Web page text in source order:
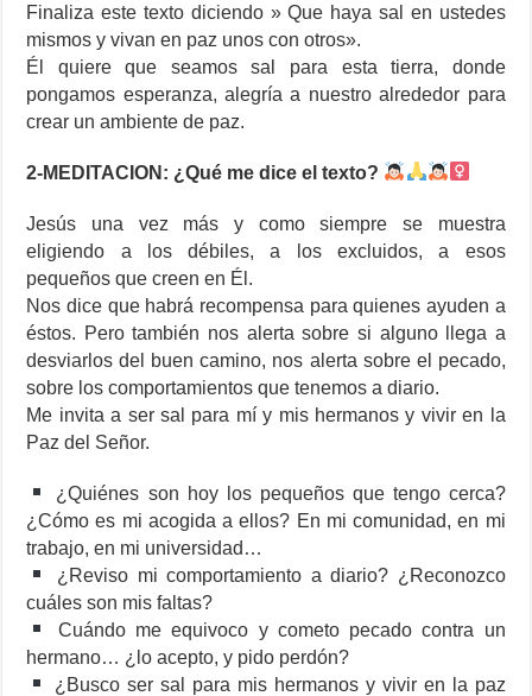
Finaliza este texto diciendo » Que haya sal en ustedes
mismos y vivan en paz unos con otros».
Él quiere que seamos sal para esta tierra, donde
pongamos esperanza, alegría a nuestro alrededor para
crear un ambiente de paz.
2-MEDITACION: ¿Qué me dice el texto?
Jesús una vez más y como siempre se muestra
eligiendo a los débiles, a los excluidos, a esos
pequeños que creen en Él.
Nos dice que habrá recompensa para quienes ayuden a
éstos. Pero también nos alerta sobre si alguno llega a
desviarlos del buen camino, nos alerta sobre el pecado,
sobre los comportamientos que tenemos a diario.
Me invita a ser sal para mí y mis hermanos y vivir en la
Paz del Señor.
¿Quiénes son hoy los pequeños que tengo cerca?
¿Cómo es mi acogida a ellos? En mi comunidad, en mi
trabajo, en mi universidad…
¿Reviso mi comportamiento a diario? ¿Reconozco
cuáles son mis faltas?
Cuándo me equivoco y cometo pecado contra un
hermano… ¿lo acepto, y pido perdón?
¿Busco ser sal para mis hermanos y vivir en la paz